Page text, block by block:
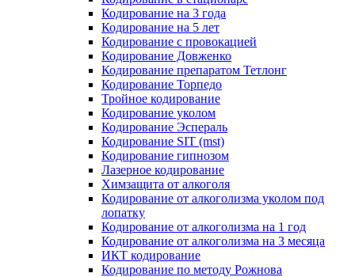
Кодирование на 3 года
Кодирование на 5 лет
Кодирование с провокацией
Кодирование Довженко
Кодирование препаратом Тетлонг
Кодирование Торпедо
Тройное кодирование
Кодирование уколом
Кодирование Эспераль
Кодирование SIT (mst)
Кодирование гипнозом
Лазерное кодирование
Химзащита от алкоголя
Кодирование от алкоголизма уколом под
лопатку
Кодирование от алкоголизма на 1 год
Кодирование от алкоголизма на 3 месяца
ИКТ кодирование
Кодирование по методу Рожнова